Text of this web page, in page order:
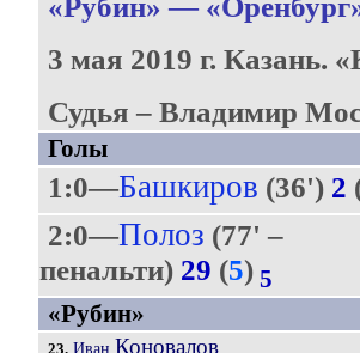
«Рубин» —
3 мая 2019 г. Казань.
Судья – Владимир
Голы
1:0—Башкиров (36') 2
2:0—Полоз (77' –
пенальти) 29 (5) 5
«Рубин»
23. Иван Коновалов